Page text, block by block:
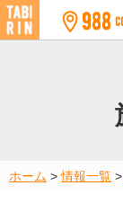
ホーム >情報一覧 >